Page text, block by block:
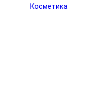
Косметика